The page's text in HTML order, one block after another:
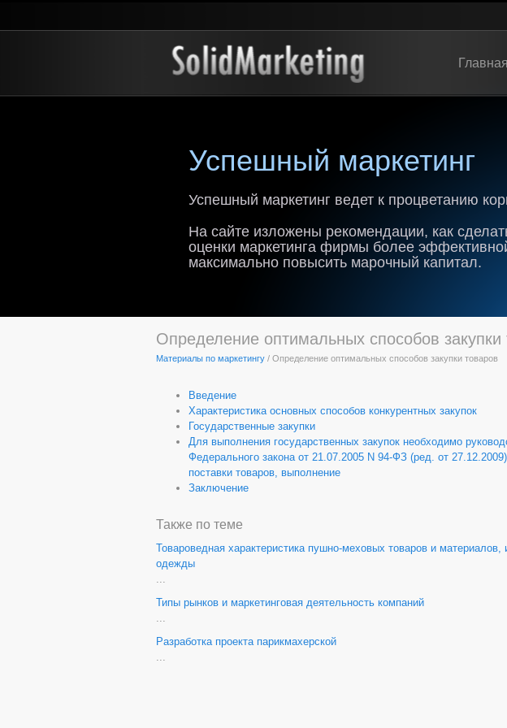
Главная
Успешный маркетинг
Успешный маркетинг ведет к процветанию
На сайте изложены рекомендации, как
оценки маркетинга фирмы более
максимально повысить марочный капитал.
Определение оптимальных способов закупки
Материалы по маркетингу / Определение оптимальных способов закупки товаров
Введение
Характеристика основных способов конкурентных закупок
Государственные закупки
Для выполнения государственных закупок необходимо
Федерального закона от 21.07.2005 N 94-ФЗ (ред. от
поставки товаров, выполнение
Заключение
Также по теме
Товароведная характеристика пушно-меховых товаров и
одежды
...
Типы рынков и маркетинговая деятельность компаний
...
Разработка проекта парикмахерской
...